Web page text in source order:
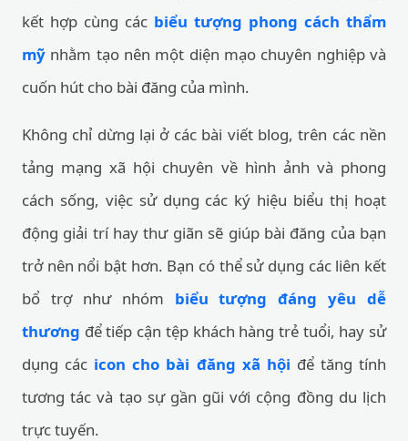
kết hợp cùng các biểu tượng phong cách thẩm
mỹ nhằm tạo nên một diện mạo chuyên nghiệp và
cuốn hút cho bài đăng của mình.
Không chỉ dừng lại ở các bài viết blog, trên các nền
tảng mạng xã hội chuyên về hình ảnh và phong
cách sống, việc sử dụng các ký hiệu biểu thị hoạt
động giải trí hay thư giãn sẽ giúp bài đăng của bạn
trở nên nổi bật hơn. Bạn có thể sử dụng các liên kết
bổ trợ như nhóm biểu tượng đáng yêu dễ
thương để tiếp cận tệp khách hàng trẻ tuổi, hay sử
dụng các icon cho bài đăng xã hội để tăng tính
tương tác và tạo sự gần gũi với cộng đồng du lịch
trực tuyến.